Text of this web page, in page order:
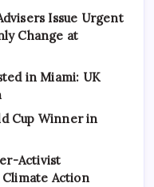
Issue Urgent
Change at
in Miami: UK
Cup Winner in
Activist
Action